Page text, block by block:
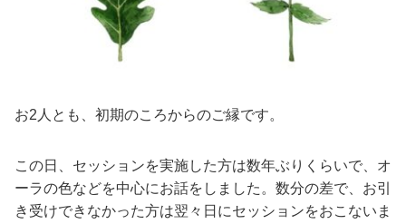
お2人とも、初期のころからのご縁です。
この日、セッションを実施した方は数年ぶりくらいで、オ
ーラの色などを中心にお話をしました。数分の差で、お引
き受けできなかった方は翌々日にセッションをおこないま